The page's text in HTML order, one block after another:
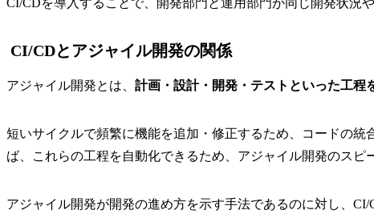
CI/CDとアジャイル開発の関係
アジャイル開発とは、 計画・設計・開発・テストといった工程
短いサイクルで頻繁に機能を追加・修正するため、コードの
ば、これらの工程を自動化できるため、アジャイル開発のスピ
アジャイル開発が開発の進め方を示す手法であるのに対し、